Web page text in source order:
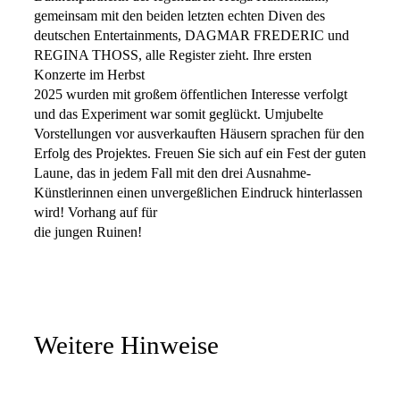
gemeinsam mit den beiden letzten echten Diven des
deutschen Entertainments, DAGMAR FREDERIC und
REGINA THOSS, alle Register zieht. Ihre ersten
Konzerte im Herbst
2025 wurden mit großem öffentlichen Interesse verfolgt
und das Experiment war somit geglückt. Umjubelte
Vorstellungen vor ausverkauften Häusern sprachen für den
Erfolg des Projektes. Freuen Sie sich auf ein Fest der guten
Laune, das in jedem Fall mit den drei Ausnahme-
Künstlerinnen einen unvergeßlichen Eindruck hinterlassen
wird! Vorhang auf für
die jungen Ruinen!
Weitere Hinweise